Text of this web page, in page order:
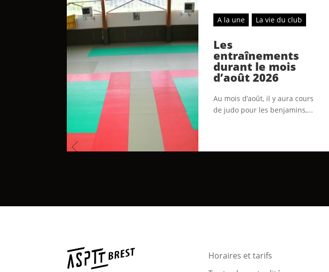
A la une La vie du club
Les
entraînements
durant le mois
d’août 2026
Au mois d’août, il y aura cours
de judo pour les benjamins,...
Horaires et tarifs